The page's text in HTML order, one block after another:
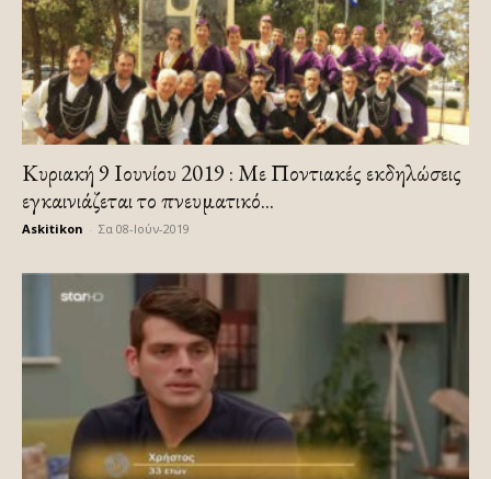
Κυριακή 9 Ιουνίου 2019 : Με Ποντιακές εκδηλώσεις
εγκαινιάζεται το πνευματικό...
Askitikon Σα 08-Ιούν-2019